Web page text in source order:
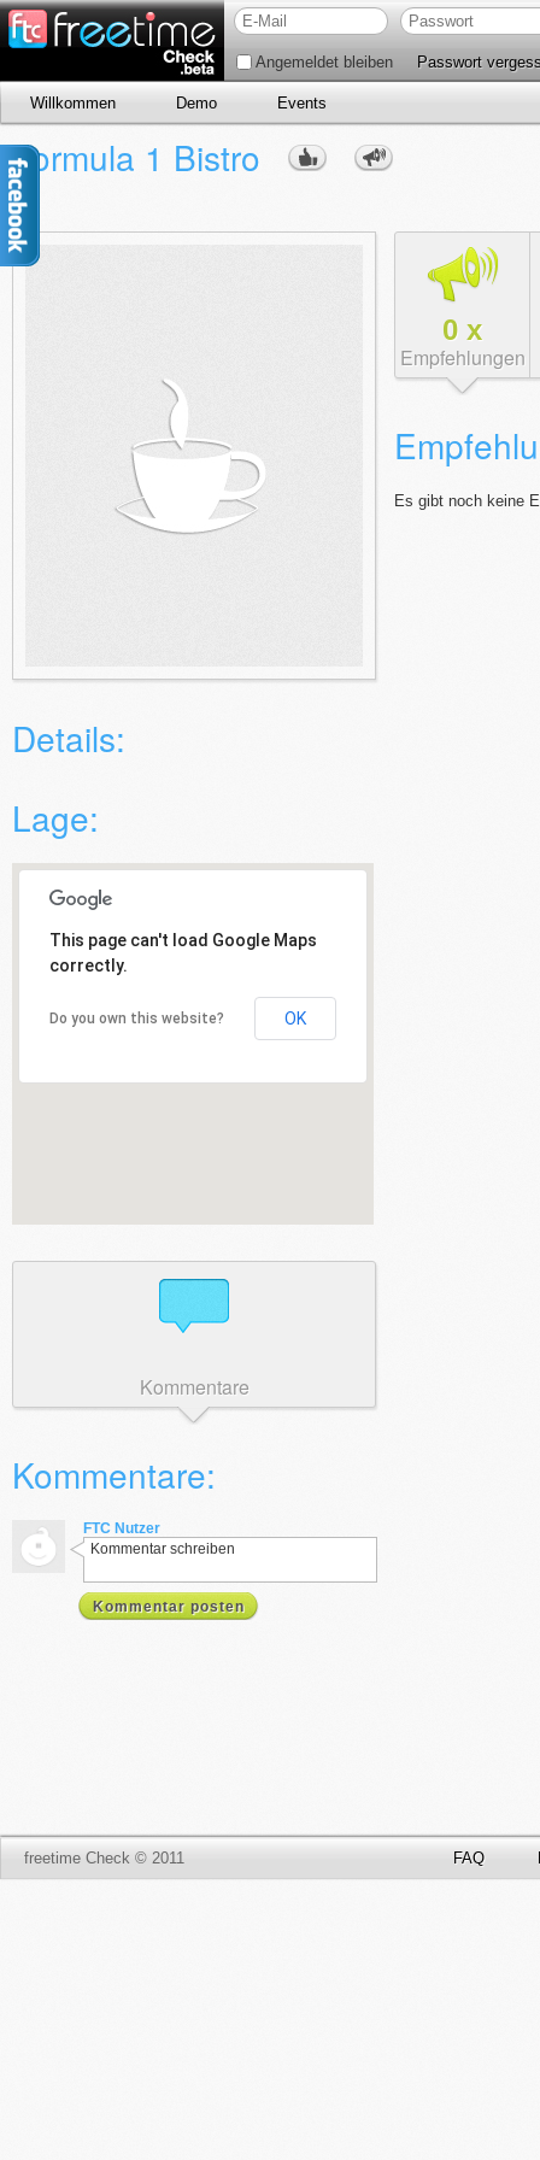
Angemeldet bleiben Passwort
Willkommen Demo Events
Formula 1 Bistro
Details:
Lage:
This page can't load Google Maps
correctly.
Do you own this website? OK
Kommentare
Kommentare:
FTC Nutzer
Kommentar schreiben
Kommentar posten
0 x
Empfehlungen
Es gibt noch keine
freetime Check © 2011 FAQ